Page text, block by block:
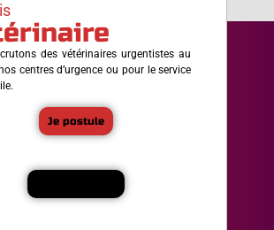
des vétérinaires urgentistes au
centres d’urgence ou pour le service
Je postule